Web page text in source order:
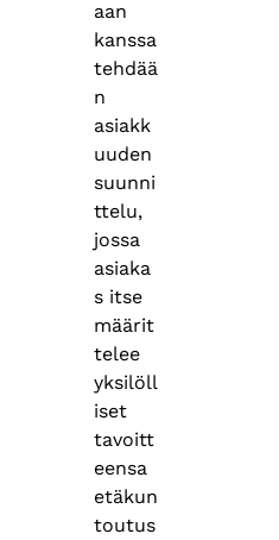
aan
kanssa
tehdää
n
asiakk
uuden
suunni
ttelu,
jossa
asiaka
s itse
määrit
telee
yksilöll
iset
tavoitt
eensa
etäkun
toutus